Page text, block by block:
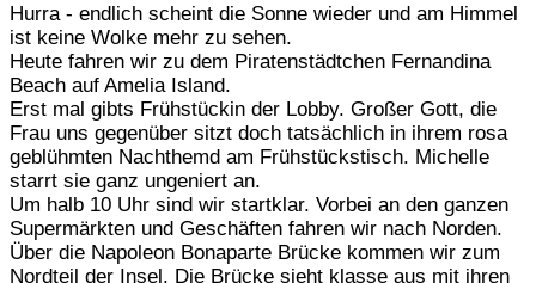
Hurra - endlich scheint die Sonne wieder und am Himmel
ist keine Wolke mehr zu sehen.
Heute fahren wir zu dem Piratenstädtchen Fernandina
Beach auf Amelia Island.
Erst mal gibts Frühstückin der Lobby. Großer Gott, die
Frau uns gegenüber sitzt doch tatsächlich in ihrem rosa
geblühmten Nachthemd am Frühstückstisch. Michelle
starrt sie ganz ungeniert an.
Um halb 10 Uhr sind wir startklar. Vorbei an den ganzen
Supermärkten und Geschäften fahren wir nach Norden.
Über die Napoleon Bonaparte Brücke kommen wir zum
Nordteil der Insel. Die Brücke sieht klasse aus mit ihren